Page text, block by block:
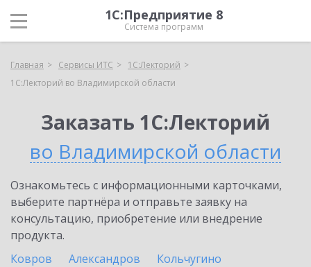
1С:Предприятие 8
Система программ
Главная Сервисы ИТС
1С:Лекторий
1С:Лекторий во Владимирской области
Заказать 1С:Лекторий
во Владимирской области
Ознакомьтесь с информационными карточками,
выберите партнёра и отправьте заявку на
консультацию, приобретение или внедрение
продукта.
Ковров
Александров
Кольчугино